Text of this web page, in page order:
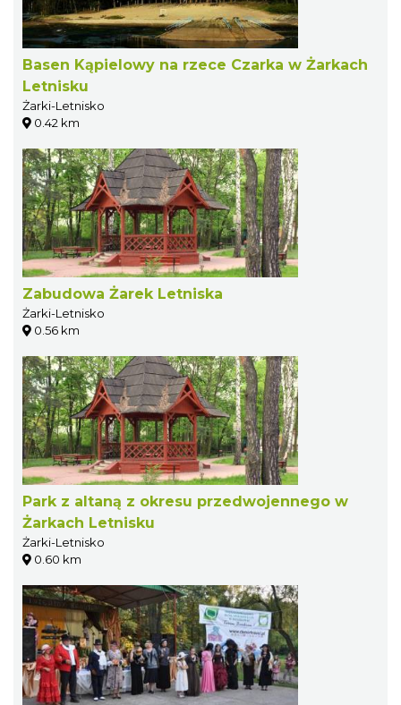
Basen Kąpielowy na rzece Czarka w Żarkach
Letnisku
Żarki-Letnisko
0.42 km
Zabudowa Żarek Letniska
Żarki-Letnisko
0.56 km
Park z altaną z okresu przedwojennego w
Żarkach Letnisku
Żarki-Letnisko
0.60 km